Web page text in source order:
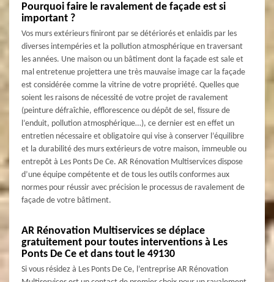
Pourquoi faire le ravalement de façade est si
important ?
Vos murs extérieurs finiront par se détériorés et enlaidis par les
diverses intempéries et la pollution atmosphérique en traversant
les années. Une maison ou un bâtiment dont la façade est sale et
mal entretenue projettera une très mauvaise image car la façade
est considérée comme la vitrine de votre propriété. Quelles que
soient les raisons de nécessité de votre projet de ravalement
(peinture défraîchie, efflorescence ou dépôt de sel, fissure de
l’enduit, pollution atmosphérique…), ce dernier est en effet un
entretien nécessaire et obligatoire qui vise à conserver l’équilibre
et la durabilité des murs extérieurs de votre maison, immeuble ou
entrepôt à Les Ponts De Ce. AR Rénovation Multiservices dispose
d’une équipe compétente et de tous les outils conformes aux
normes pour réussir avec précision le processus de ravalement de
façade de votre bâtiment.
AR Rénovation Multiservices se déplace
gratuitement pour toutes interventions à Les
Ponts De Ce et dans tout le 49130
Si vous résidez à Les Ponts De Ce, l’entreprise AR Rénovation